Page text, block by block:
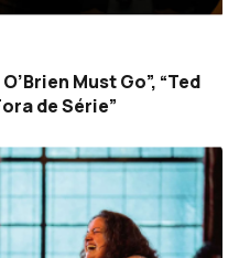
Must Go”, “Ted
de Série”